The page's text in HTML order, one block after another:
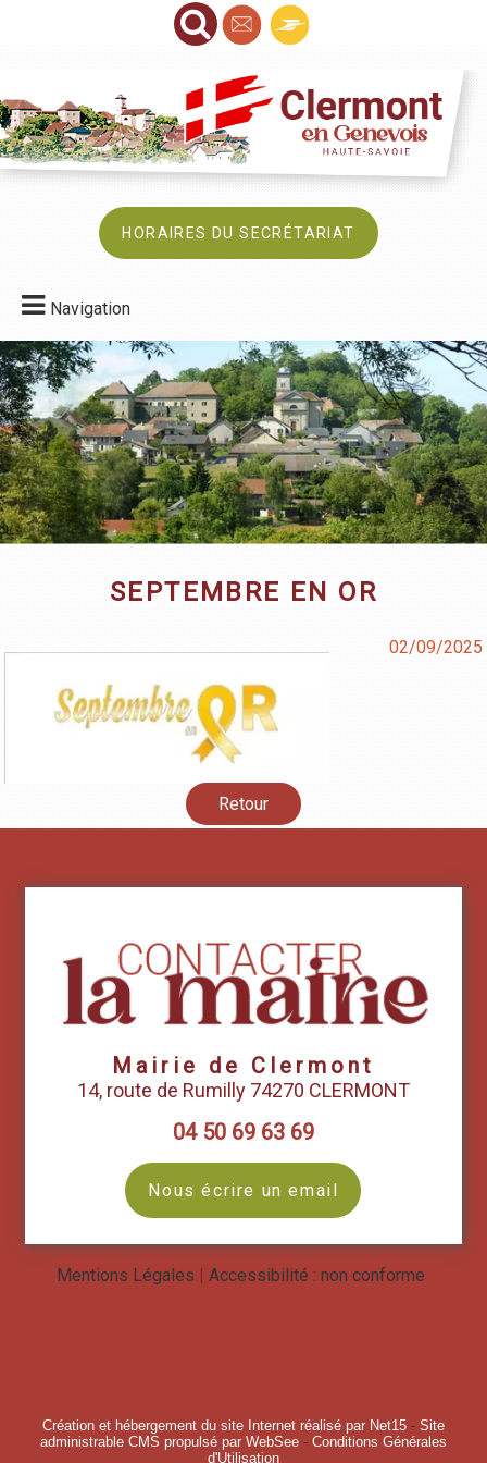
HORAIRES DU SECRÉTARIAT
Navigation
SEPTEMBRE EN OR
02/09/2025
Retour
Mairie de Clermont
14, route de Rumilly 74270 CLERMONT
04 50 69 63 69
Nous écrire un email
Mentions Légales Accessibilité : non conforme
Création et hébergement du site Internet réalisé par Net15 - Site
administrable CMS propulsé par WebSee - Conditions Générales
d'Utilisation